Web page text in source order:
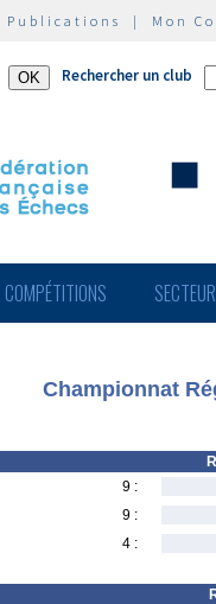
Publications | Mon
Rechercher un club
COMPÉTITIONS
Championnat
9 :
9 :
4 :